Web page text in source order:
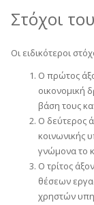
Στόχοι
Οι ειδικότεροι
Ο πρώτος
οικονομική
βάση τους
Ο δεύτερος
κοινωνικής
γνώμονα το
Ο τρίτος
θέσεων
χρηστών